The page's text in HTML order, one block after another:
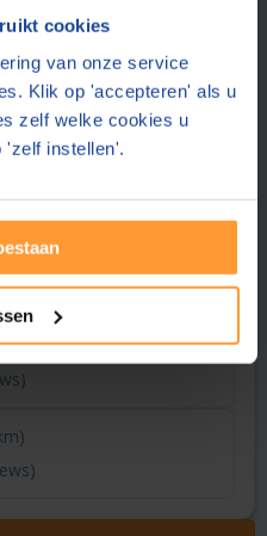
cookies
van onze service
Klik op 'accepteren' als u
zelf welke cookies u
'zelf instellen'.
notaris in de buurt
(< 1 km)
km)
km)